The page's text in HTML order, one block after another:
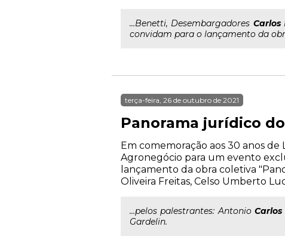
...Benetti, Desembargadores Carlos
convidam para o lançamento da
terça-feira, 26 de outubro de 2021
Panorama jurídico
Em comemoração aos 30 anos
Agronegócio para um evento
lançamento da obra coletiva
Oliveira Freitas, Celso Umberto
...pelos palestrantes: AntonioCarlos
Gardelin.